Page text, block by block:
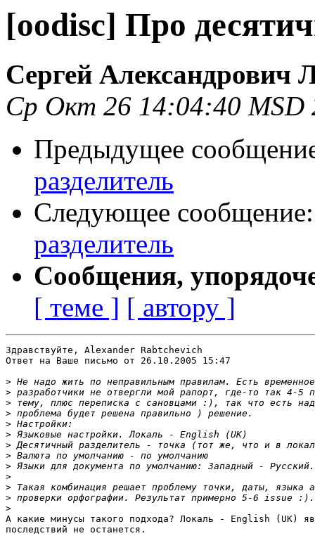
[oodisc] Про
Сергей Александрович
Ср Окт 26 14:04:40 MSD
Предыдущее
разделитель
Следующее
разделитель
Сообщения,
[ теме ] [ автору ]
Здравствуйте, Alexander Rabtchevich
Ответ на Ваше письмо от 26.10.2005 15:47
>
>
>
>
>
>
>
>
>
>
>
>
>
А какие минусы такого подхода? Локаль - English (UK)
последствий не останется.